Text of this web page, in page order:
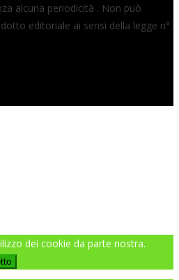
alcuna periodicità . Non può
editoriale ai sensi della legge n°
dei cookie da parte nostra.